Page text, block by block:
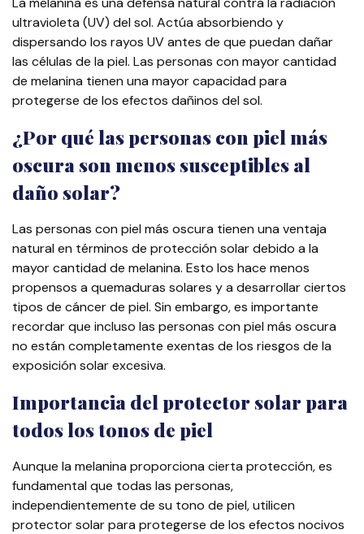
ultravioleta (UV) del sol. Actúa absorbiendo y
dispersando los rayos UV antes de que puedan dañar
las células de la piel. Las personas con mayor cantidad
de melanina tienen una mayor capacidad para
protegerse de los efectos dañinos del sol.
¿Por qué las personas con piel más
oscura son menos susceptibles al
daño solar?
Las personas con piel más oscura tienen una ventaja
natural en términos de protección solar debido a la
mayor cantidad de melanina. Esto los hace menos
propensos a quemaduras solares y a desarrollar ciertos
tipos de cáncer de piel. Sin embargo, es importante
recordar que incluso las personas con piel más oscura
no están completamente exentas de los riesgos de la
exposición solar excesiva.
Importancia del protector solar para
todos los tonos de piel
Aunque la melanina proporciona cierta protección, es
fundamental que todas las personas,
independientemente de su tono de piel, utilicen
protector solar para protegerse de los efectos nocivos